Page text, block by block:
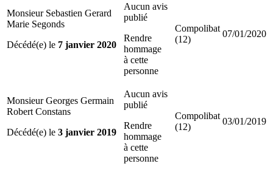
Monsieur Sebastien Gerard
Marie Segonds
Décédé(e) le 7 janvier 2020
Aucun avis
publié
Rendre
hommage
à cette
personne
Compolibat
(12)
07/01/2020
Monsieur Georges Germain
Robert Constans
Décédé(e) le 3 janvier 2019
Aucun avis
publié
Rendre
hommage
à cette
personne
Compolibat
(12)
03/01/2019